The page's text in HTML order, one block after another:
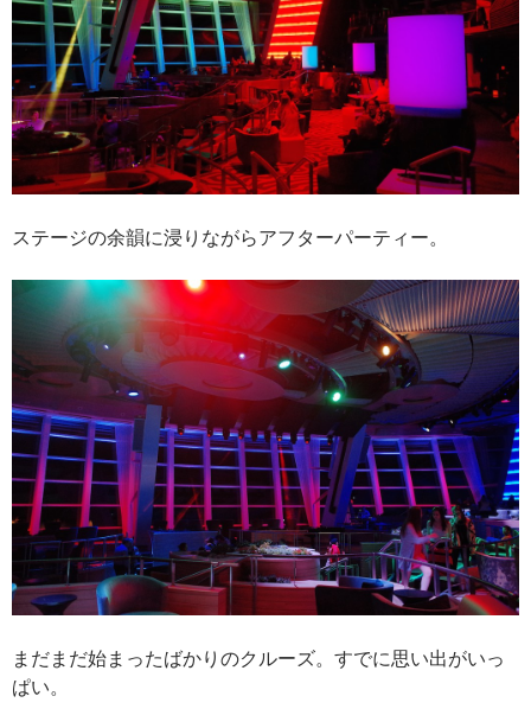
ステージの余韻に浸りながらアフターパーティー。
まだまだ始まったばかりのクルーズ。すでに思い出がいっ
ぱい。